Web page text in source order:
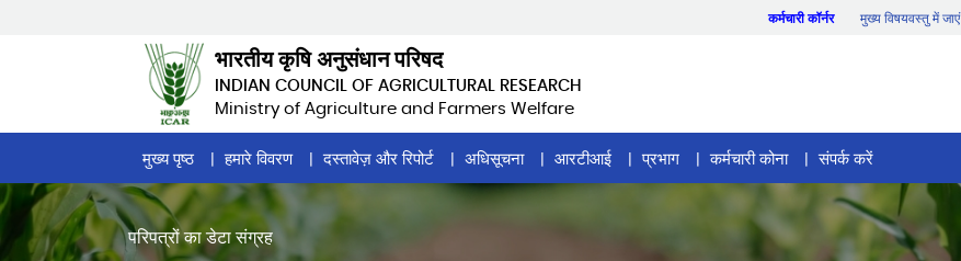
कर्मचारी कॉर्नर मुख्य विषयवस्तु में जाएं
भारतीय कृषि अनुसंधान परिषद
INDIAN COUNCIL OF AGRICULTURAL RESEARCH
Ministry of Agriculture and Farmers Welfare
Home
Page
Menu
मुख्य पृष्ठ हमारे विवरण दस्तावेज़ और रिपोर्ट अधिसूचना आरटीआई प्रभाग कर्मचारी कोना संपर्क करें
परिपत्रों का डेटा संग्रह